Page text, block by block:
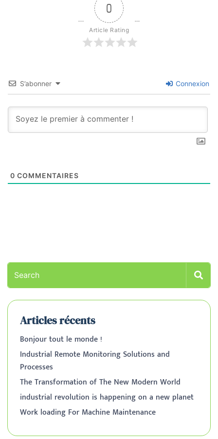
0
Article Rating
S’abonner Connexion
0 COMMENTAIRES
Articles récents
Bonjour tout le monde !
Industrial Remote Monitoring Solutions and
Processes
The Transformation of The New Modern World
industrial revolution is happening on a new planet
Work loading For Machine Maintenance